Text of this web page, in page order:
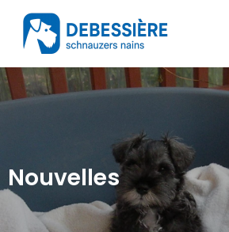
Nouvelles